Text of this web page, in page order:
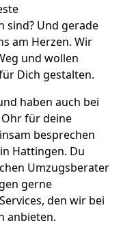
sind? Und gerade
am Herzen. Wir
und wollen
Dich gestalten.
haben auch bei
für deine
besprechen
Hattingen. Du
Umzugsberater
gerne
den wir bei
anbieten.